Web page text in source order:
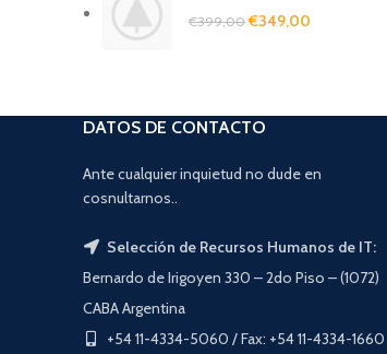
€399,00 €349,00
DATOS DE CONTACTO
Ante cualquier inquietud no dude en
cosnultarnos..
Selección de Recursos Humanos de IT:
Bernardo de Irigoyen 330 – 2do Piso – (1072)
CABA Argentina
+54 11-4334-5060 / Fax: +54 11-4334-1660